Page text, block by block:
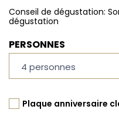
Conseil de dégustation:
dégustation
PERSONNES
Plaque anniversaire